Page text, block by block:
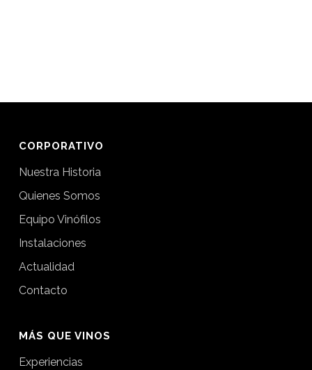
CORPORATIVO
Nuestra Historia
Quienes Somos
Equipo Vinófilos
Instalaciones
Actualidad
Contacto
MÁS QUE VINOS
Experiencias